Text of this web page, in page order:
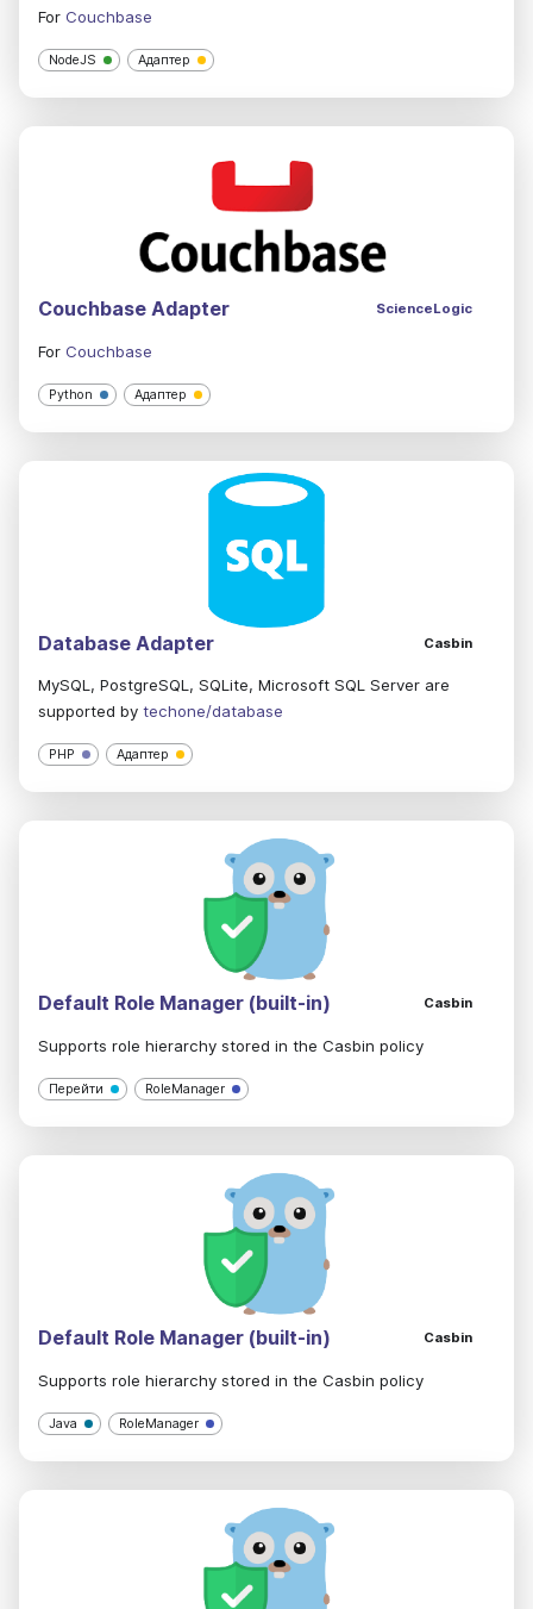
For Couchbase
NodeJS Адаптер
Couchbase Adapter ScienceLogic
For Couchbase
Python Адаптер
Database Adapter Casbin
MySQL, PostgreSQL, SQLite, Microsoft SQL Server are
supported by techone/database
PHP Адаптер
Default Role Manager (built-in) Casbin
Supports role hierarchy stored in the Casbin policy
Перейти RoleManager
Default Role Manager (built-in) Casbin
Supports role hierarchy stored in the Casbin policy
Java RoleManager